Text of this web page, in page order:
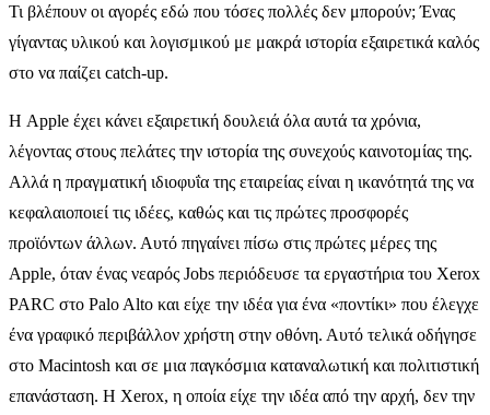
Τι βλέπουν οι αγορές εδώ που τόσες πολλές δεν μπορούν; Ένας
γίγαντας υλικού και λογισμικού με μακρά ιστορία εξαιρετικά καλός
στο να παίζει catch-up.
Η Apple έχει κάνει εξαιρετική δουλειά όλα αυτά τα χρόνια,
λέγοντας στους πελάτες την ιστορία της συνεχούς καινοτομίας της.
Αλλά η πραγματική ιδιοφυΐα της εταιρείας είναι η ικανότητά της να
κεφαλαιοποιεί τις ιδέες, καθώς και τις πρώτες προσφορές
προϊόντων άλλων. Αυτό πηγαίνει πίσω στις πρώτες μέρες της
Apple, όταν ένας νεαρός Jobs περιόδευσε τα εργαστήρια του Xerox
PARC στο Palo Alto και είχε την ιδέα για ένα «ποντίκι» που έλεγχε
ένα γραφικό περιβάλλον χρήστη στην οθόνη. Αυτό τελικά οδήγησε
στο Macintosh και σε μια παγκόσμια καταναλωτική και πολιτιστική
επανάσταση. Η Xerox, η οποία είχε την ιδέα από την αρχή, δεν την